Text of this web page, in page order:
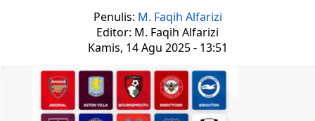
Penulis: M. Faqih Alfarizi
Editor: M. Faqih Alfarizi
Kamis, 14 Agu 2025 - 13:51